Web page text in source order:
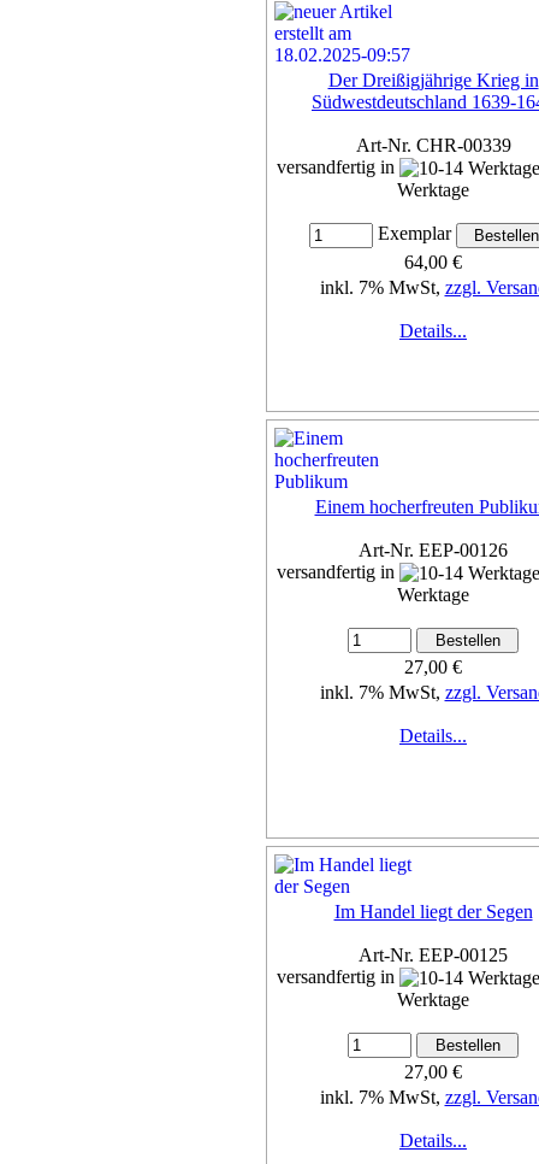
Der Dreißigjährige Krieg in
Südwestdeutschland 1639-
Art-Nr. CHR-00339
versandfertig in
Werktage
Exemplar
64,00 €
inkl. 7% MwSt, zzgl.
Details...
Einem hocherfreuten
Art-Nr. EEP-00126
versandfertig in
Werktage
27,00 €
inkl. 7% MwSt, zzgl.
Details...
Im Handel liegt der Segen
Art-Nr. EEP-00125
versandfertig in
Werktage
27,00 €
inkl. 7% MwSt, zzgl.
Details...